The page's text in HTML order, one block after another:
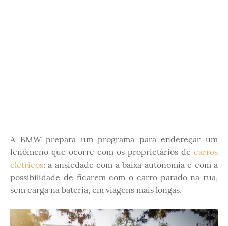
A BMW prepara um programa para endereçar um
fenômeno que ocorre com os proprietários de carros
elétricos: a ansiedade com a baixa autonomia e com a
possibilidade de ficarem com o carro parado na rua,
sem carga na bateria, em viagens mais longas.